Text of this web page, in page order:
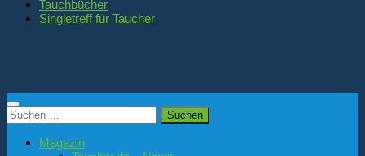
Tauchbücher
Singletreff für Taucher
Suchen
nach:
Magazin